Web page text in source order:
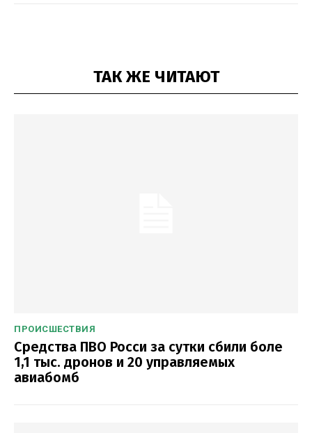
ТАК ЖЕ ЧИТАЮТ
ПРОИСШЕСТВИЯ
Средства ПВО Росси за сутки сбили боле
1,1 тыс. дронов и 20 управляемых
авиабомб